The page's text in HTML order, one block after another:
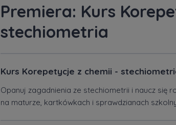
Premiera: Kurs
stechiometria
Kurs Korepetycje z chemii -
Opanuj zagadnienia ze stechiometrii i naucz się
na maturze, kartkówkach i sprawdzianach